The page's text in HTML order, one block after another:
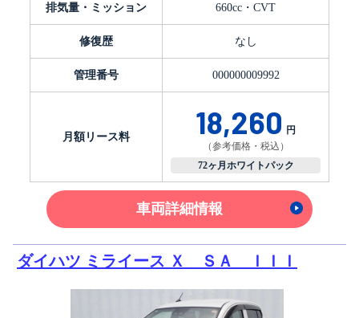
排気量・ミッション 660cc・CVT
修復歴 なし
管理番号 000000009992
月額リース料 18,260 円
（参考価格・税込）
72ヶ月ホワイトパック
車両詳細情報
ダイハツ ミライース Ｘ ＳＡ ＩＩＩ